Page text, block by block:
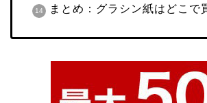
まとめ：グラシン紙はどこで